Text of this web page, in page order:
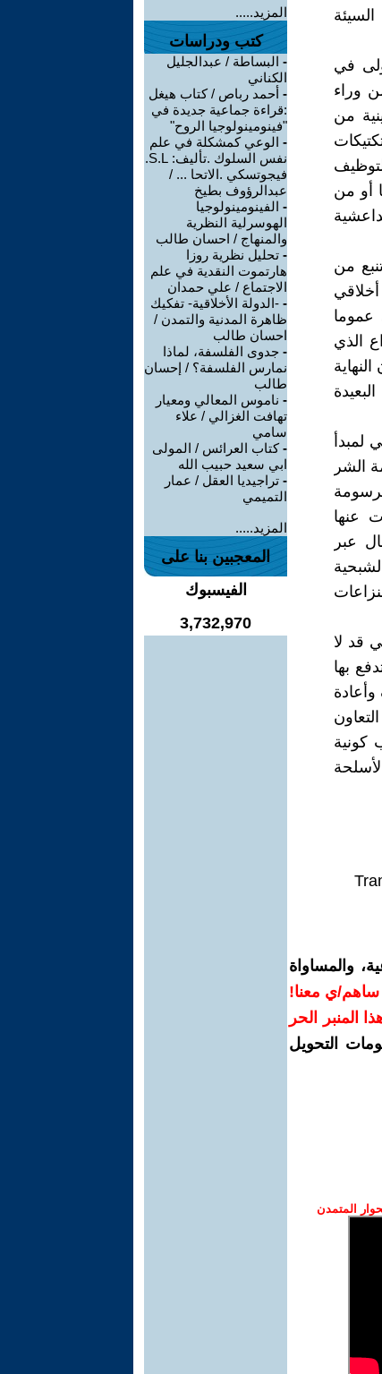
في
وراء
من
أو من
من
عموما
الذي
لمبدأ
الشر
عنها
عبر
قد لا
بها
كونية
والمساواة
ساهم/ي معنا!
المنبر الحر
التحويل
المتمدن
المزيد.....
كتب ودراسات
- البساطة / عبدالجليل
الكناني
- أحمد رباص / كتاب هيغل
:قراءة جماعية جديدة في
"فينومينولوجيا الروح"
- الوعي كمشكلة في علم
نفس السلوك .تأليف: S.L.
فيجوتسكي .الاتحا ... /
عبدالرؤوف بطيخ
- الفينومينولوجيا
الهوسرلية النظرية
والمنهاج / احسان طالب
- تحليل نظرية روزا
هارتموت النقدية في علم
الاجتماع / علي حمدان
- -الدولة الأخلاقية- تفكيك
ظاهرة المدنية والتمدن /
احسان طالب
- جدوى الفلسفة، لماذا
نمارس الفلسفة؟ / إحسان
طالب
- ناموس المعالي ومعيار
تهافت الغزالي / علاء
سامي
-كتاب العرائس / المولى
ابي سعيد حبيب الله
- تراجيديا العقل / عمار
التميمي
المزيد.....
المعجبين بنا على
الفيسبوك
3,732,970